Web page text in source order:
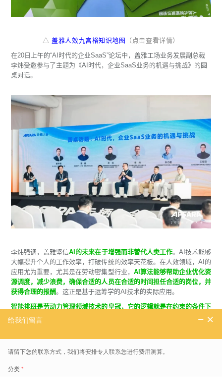
△ 盖雅人效九宫格知识地图
（点击查看详情）
在20日上午的“AI时代的企业SaaS”论坛中，盖雅工场业务发展副总裁
李炜受邀参与了主题为《AI时代，企业SaaS业务的机遇与挑战》的圆
桌对话。
李炜强调，盖雅坚信AI的未来在于增强而非替代人类工作。AI技术能够
大幅提升个人的工作效率，打破传统的效率天花板。在人效领域，AI的
应用尤为重要，尤其是在劳动密集型行业， AI算法能够帮助企业优化资
源调度，减少浪费，确保合适的人员在合适的时间担任合适的岗位，并
获得合理的报酬。这正是基于运筹学的AI技术的实际应用。
智能排班是劳动力管理领域技术的皇冠，它的逻辑就是在约束的条件下
尽可能实现人力的合理调度
。这与过去相比又发生了一些变化。过去人
力充足，劳动力成本低的时候人其实是被物化的，人是以成本导向在排
我感觉8000人就够了，你用智能排班帮我算一算哪2000人是浪费的，
这是过去的需求。现在的需求则是这样的：公司只有8000人，但是任